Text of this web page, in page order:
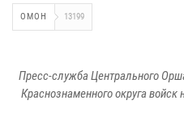
ОМОН 13199
Пресс-служба Центрального
Краснознаменного округа